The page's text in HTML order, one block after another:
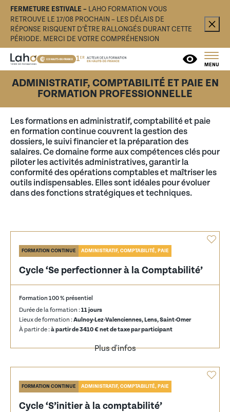
FERMETURE ESTIVALE – LAHO FORMATION VOUS
RETROUVE LE 17/08 PROCHAIN – LES DÉLAIS DE
RÉPONSE RISQUENT D’ÊTRE RALLONGÉS DURANT CETTE
PÉRIODE. MERCI DE VOTRE COMPRÉHENSION
MENU
ADMINISTRATIF, COMPTABILITÉ ET PAIE EN
FORMATION PROFESSIONNELLE
Les formations en administratif, comptabilité et paie
en formation continue couvrent la gestion des
dossiers, le suivi financier et la préparation des
salaires. Ce domaine forme aux compétences clés pour
piloter les activités administratives, garantir la
conformité des opérations comptables et maîtriser les
outils indispensables. Elles sont idéales pour évoluer
dans des fonctions stratégiques et techniques.
FORMATION CONTINUE ADMINISTRATIF, COMPTABILITÉ, PAIE
Cycle ‘Se perfectionner à la Comptabilité’
Plus d'infos
Formation 100 % présentiel
Durée de la formation :11 jours
Lieux de formation :Aulnoy-Lez-Valenciennes, Lens, Saint-Omer
À partir de :à partir de 3410 € net de taxe par participant
FORMATION CONTINUE ADMINISTRATIF, COMPTABILITÉ, PAIE
Cycle ‘S’initier à la comptabilité’